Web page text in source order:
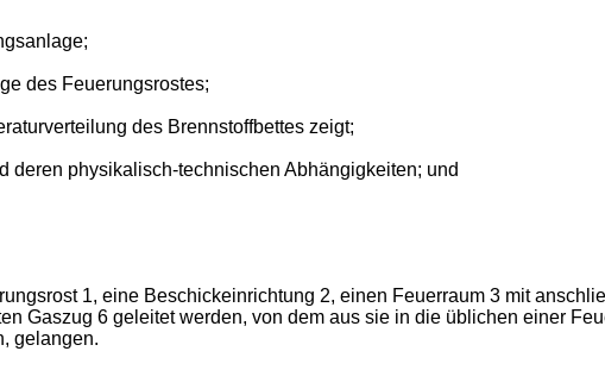
des Feuerungsrostes;
des Brennstoffbettes zeigt;
physikalisch-technischen Abhängigkeiten; und
1, eine Beschickeinrichtung 2, einen Feuerraum 3 mit
Gaszug 6 geleitet werden, von dem aus sie in die üblichen einer
gelangen.